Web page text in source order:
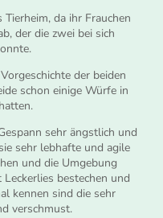
da ihr Frauchen
der die zwei bei sich
der beiden
schon einige Würfe in
sehr ängstlich und
sehr lebhafte und agile
und die Umgebung
bestechen und
kennen sind die sehr
verschmust.